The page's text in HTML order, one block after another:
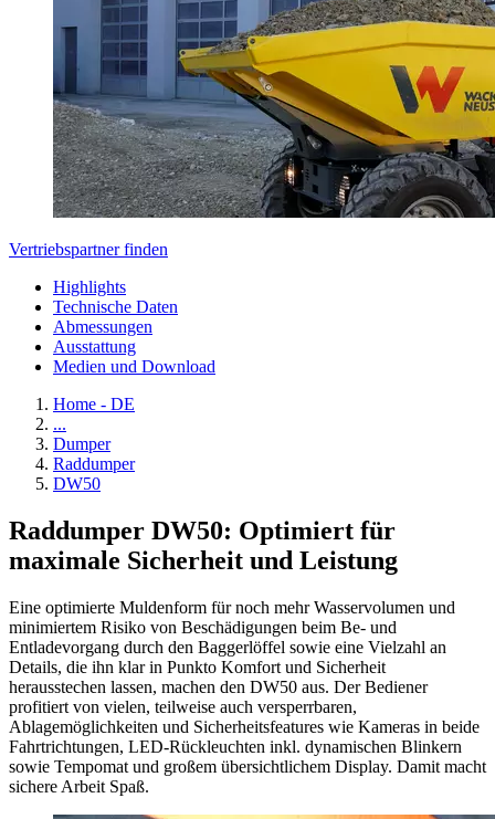
Vertriebspartner finden
Highlights
Technische Daten
Abmessungen
Ausstattung
Medien und Download
Home - DE
...
Dumper
Raddumper
DW50
Raddumper DW50: Optimiert für
maximale Sicherheit und Leistung
Eine optimierte Muldenform für noch mehr Wasservolumen und
minimiertem Risiko von Beschädigungen beim Be- und
Entladevorgang durch den Baggerlöffel sowie eine Vielzahl an
Details, die ihn klar in Punkto Komfort und Sicherheit
herausstechen lassen, machen den DW50 aus. Der Bediener
profitiert von vielen, teilweise auch versperrbaren,
Ablagemöglichkeiten und Sicherheitsfeatures wie Kameras in beide
Fahrtrichtungen, LED-Rückleuchten inkl. dynamischen Blinkern
sowie Tempomat und großem übersichtlichem Display. Damit macht
sichere Arbeit Spaß.